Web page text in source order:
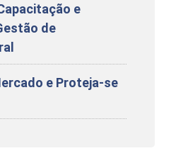
e
de
e Proteja-se